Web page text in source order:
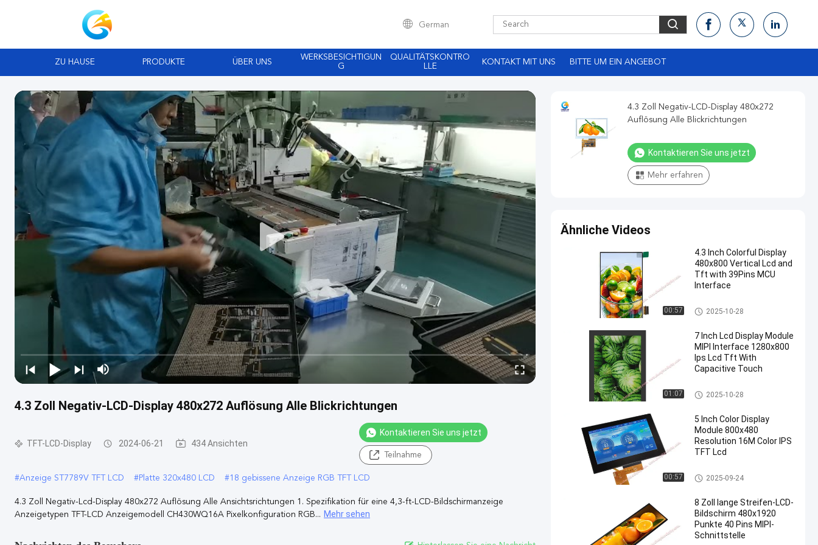
German
ZU HAUSE PRODUKTE ÜBER UNS
WERKSBESICHTIGUN
G
QUALITÄTSKONTRO
LLE
KONTAKT MIT UNS BITTE UM EIN ANGEBOT
4.3 Zoll Negativ-LCD-Display 480x272 Auflösung Alle Blickrichtungen
TFT-LCD-Display 2024-06-21 434 Ansichten
Kontaktieren Sie uns jetzt
Teilnahme
#Anzeige ST7789V TFT LCD #Platte 320x480 LCD #18 gebissene Anzeige RGB TFT LCD
4.3 Zoll Negativ-Lcd-Display 480x272 Auflösung Alle Ansichtsrichtungen 1. Spezifikation für eine 4,3-ft-LCD-Bildschirmanzeige
Anzeigetypen TFT-LCD Anzeigemodell CH430WQ16A Pixelkonfiguration RGB... Mehr sehen
4.3 Zoll Negativ-LCD-Display 480x272
Auflösung Alle Blickrichtungen
Kontaktieren Sie uns jetzt
Mehr erfahren
Ähnliche Videos
00:57
4.3 Inch Colorful Display
480x800 Vertical Lcd and
Tft with 39Pins MCU
Interface
TFT-LCD-Display
2025-10-28
01:07
7 Inch Lcd Display Module
MIPI Interface 1280x800
Ips Lcd Tft With
Capacitive Touch
TFT-LCD-Display
2025-10-28
00:57
5 Inch Color Display
Module 800x480
Resolution 16M Color IPS
TFT Lcd
TFT-LCD-Display
2025-09-24
8 Zoll lange Streifen-LCD-
Bildschirm 480x1920
Punkte 40 Pins MIPI-
Schnittstelle